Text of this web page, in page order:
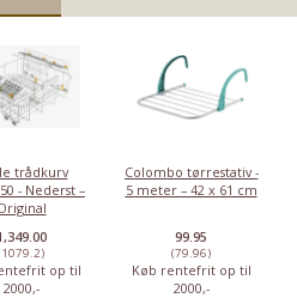
trådkurv
- Nederst –
op til
2000,-
Colombo tørrestativ -
5 meter – 42 x 61 cm
99.95
(79.96)
Køb rentefrit op til
2000,-